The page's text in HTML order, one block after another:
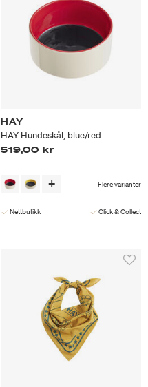
HAY
HAY Hundeskål, blue/red
519,00 kr
Flere varianter
Nettbutikk Click & Collect